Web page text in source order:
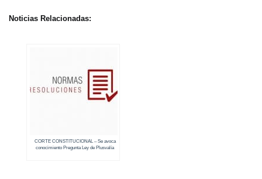
Noticias Relacionadas:
CORTE CONSTITUCIONAL – Se avoca
conocimiento Pregunta Ley de Plusvalía